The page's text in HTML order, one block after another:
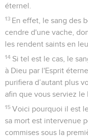
éternel.
13 En effet, le sang des
cendre d'une vache,
les rendent saints en
14 Si tel est le cas, le
à Dieu par l'Esprit
purifiera d’autant plus
afin que vous serviez le
15 Voici pourquoi il est
sa mort est intervenue
commises sous la